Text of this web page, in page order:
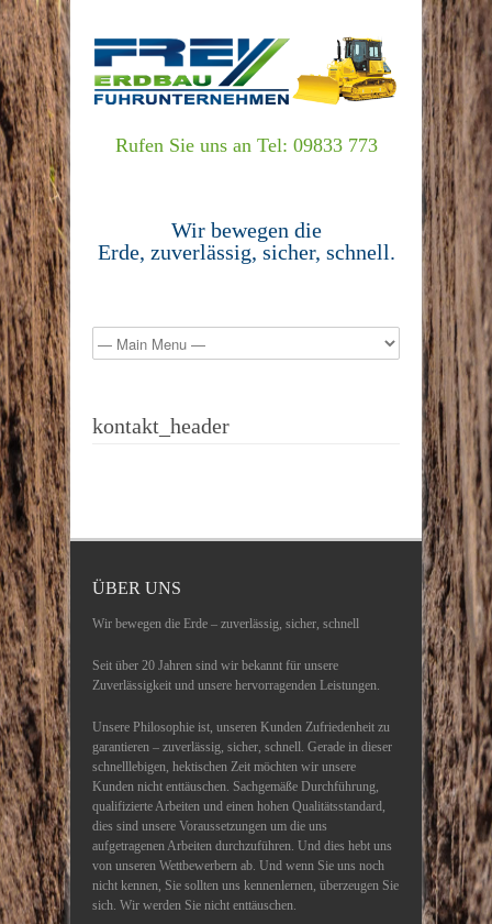
Rufen Sie uns an Tel: 09833 773
Wir bewegen die
Erde, zuverlässig, sicher, schnell.
kontakt_header
ÜBER UNS
Wir bewegen die Erde – zuverlässig, sicher, schnell
Seit über 20 Jahren sind wir bekannt für unsere
Zuverlässigkeit und unsere hervorragenden Leistungen.
Unsere Philosophie ist, unseren Kunden Zufriedenheit zu
garantieren – zuverlässig, sicher, schnell. Gerade in dieser
schnelllebigen, hektischen Zeit möchten wir unsere
Kunden nicht enttäuschen. Sachgemäße Durchführung,
qualifizierte Arbeiten und einen hohen Qualitätsstandard,
dies sind unsere Voraussetzungen um die uns
aufgetragenen Arbeiten durchzuführen. Und dies hebt uns
von unseren Wettbewerbern ab. Und wenn Sie uns noch
nicht kennen, Sie sollten uns kennenlernen, überzeugen Sie
sich. Wir werden Sie nicht enttäuschen.